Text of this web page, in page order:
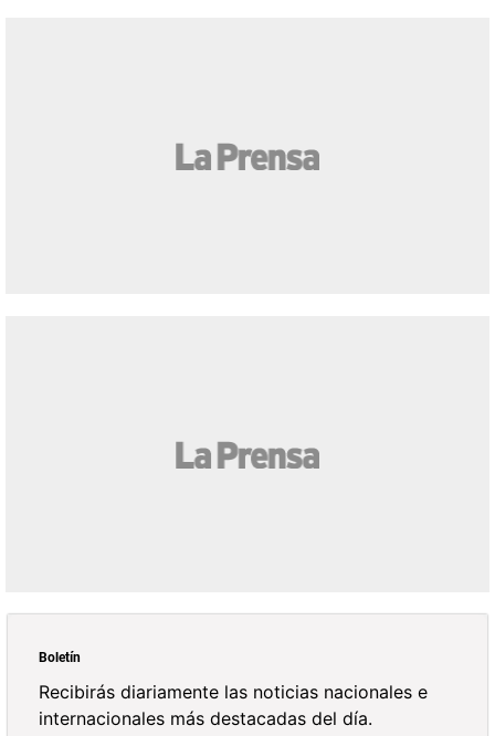
Boletín
Recibirás diariamente las noticias nacionales e
internacionales más destacadas del día.